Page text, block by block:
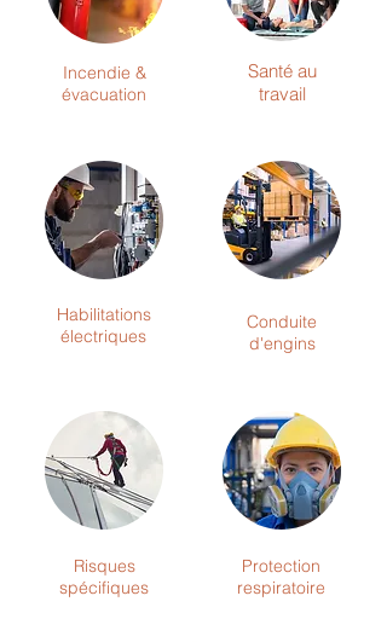
Incendie &
évacuation
Santé au
travail
Habilitations
électriques
Conduite
d'engins
Risques
spécifiques
Protection
respiratoire